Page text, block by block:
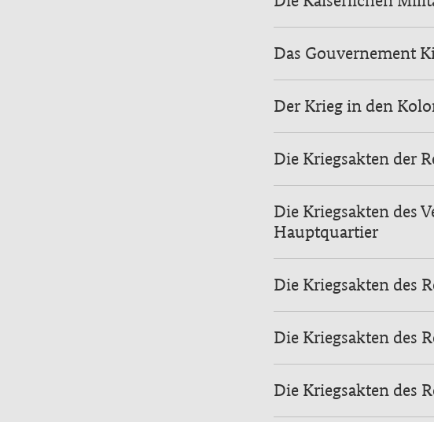
Das Gouvernement
Der Krieg in den
Die Kriegsakten der
Die Kriegsakten des
Hauptquartier
Die Kriegsakten des
Die Kriegsakten des
Die Kriegsakten des